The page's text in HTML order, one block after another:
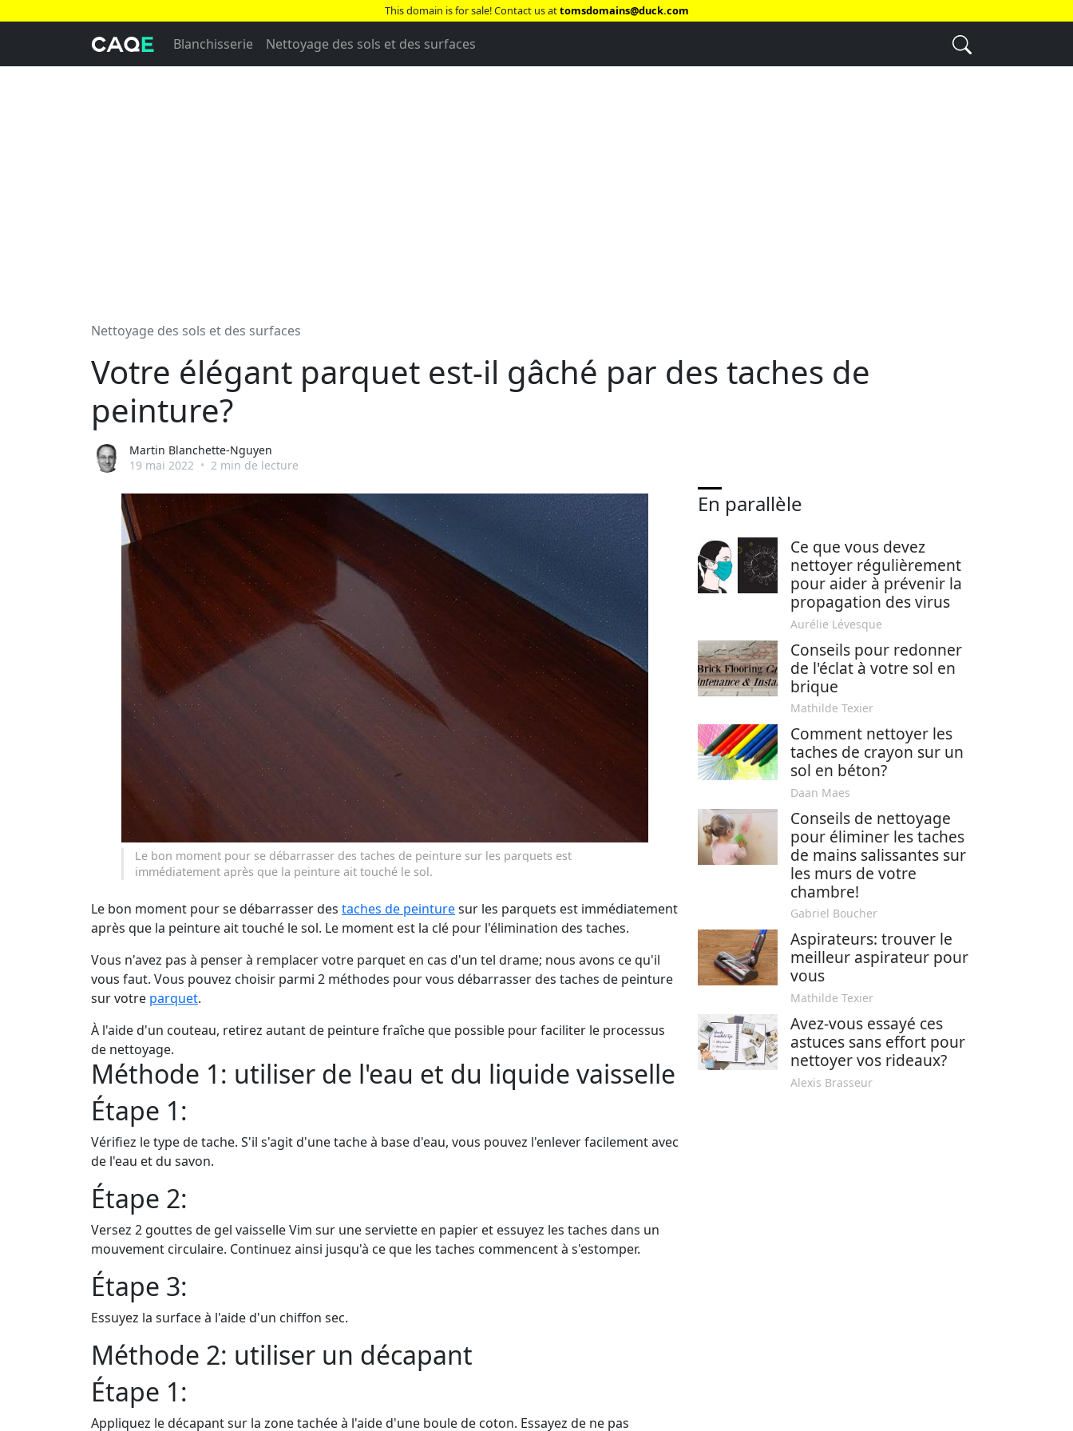
This domain is for sale! Contact us attomsdomains@duck.com
Blanchisserie Nettoyage des sols et des surfaces
Nettoyage des sols et des surfaces
Votre élégant parquet est-il gâché par des taches de
peinture?
Martin Blanchette-Nguyen
19 mai 2022 • 2 min de lecture
Le bon moment pour se débarrasser des taches de peinture sur les parquets est
immédiatement après que la peinture ait touché le sol.
Le bon moment pour se débarrasser des taches de peinturesur les parquets est immédiatement
après que la peinture ait touché le sol. Le moment est la clé pour l'élimination des taches.
Vous n'avez pas à penser à remplacer votre parquet en cas d'un tel drame; nous avons ce qu'il
vous faut. Vous pouvez choisir parmi 2 méthodes pour vous débarrasser des taches de peinture
sur votre parquet.
À l'aide d'un couteau, retirez autant de peinture fraîche que possible pour faciliter le processus
de nettoyage.
Méthode 1: utiliser de l'eau et du liquide vaisselle
Étape 1:
Vérifiez le type de tache. S'il s'agit d'une tache à base d'eau, vous pouvez l'enlever facilement avec
de l'eau et du savon.
Étape 2:
Versez 2 gouttes de gel vaisselle Vim sur une serviette en papier et essuyez les taches dans un
mouvement circulaire. Continuez ainsi jusqu'à ce que les taches commencent à s'estomper.
Étape 3:
Essuyez la surface à l'aide d'un chiffon sec.
Méthode 2: utiliser un décapant
Étape 1:
Appliquez le décapant sur la zone tachée à l'aide d'une boule de coton. Essayez de ne pas
En parallèle
Ce que vous devez
nettoyer régulièrement
pour aider à prévenir la
propagation des virus
Aurélie Lévesque
Conseils pour redonner
de l'éclat à votre sol en
brique
Mathilde Texier
Comment nettoyer les
taches de crayon sur un
sol en béton?
Daan Maes
Conseils de nettoyage
pour éliminer les taches
de mains salissantes sur
les murs de votre
chambre!
Gabriel Boucher
Aspirateurs: trouver le
meilleur aspirateur pour
vous
Mathilde Texier
Avez-vous essayé ces
astuces sans effort pour
nettoyer vos rideaux?
Alexis Brasseur